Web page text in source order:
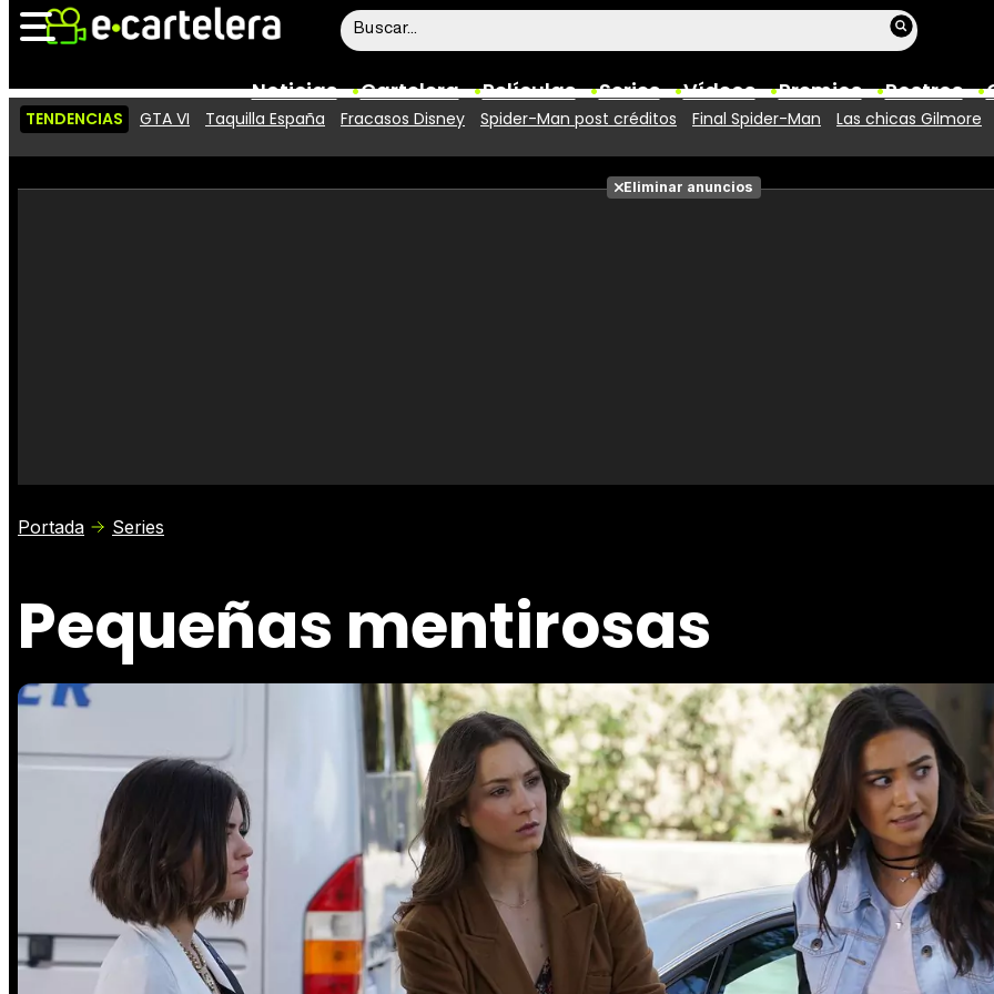
Noticias Cartelera Películas Series Vídeos Premios Rostros
Vídeos
Taquilla
Fotos
TENDENCIAS GTA VI Taquilla España Fracasos Disney Spider-Man post créditos Final Spider-Man Las chicas Gilmore
Eliminar anuncios
Portada Series
Pequeñas mentirosas